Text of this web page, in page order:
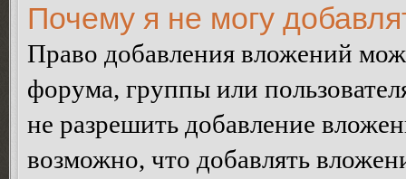
Почему я не могу
Право добавления вложений
форума, группы или
не разрешить добавление
возможно, что добавлять